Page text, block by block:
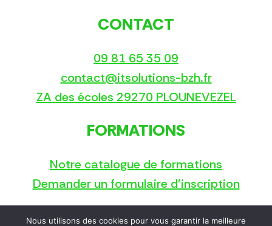
CONTACT
09 81 65 35 09
contact@itsolutions-bzh.fr
ZA des écoles 29270 PLOUNEVEZEL
FORMATIONS
Notre catalogue de formations
Demander un formulaire d’inscription
Nous utilisons des cookies pour vous garantir la meilleure